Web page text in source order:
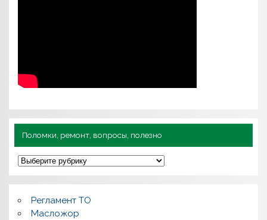
Поломки, ремонт, вопросы, полезно
П
о
л
о
к
и
Регламент ТО
Масложор